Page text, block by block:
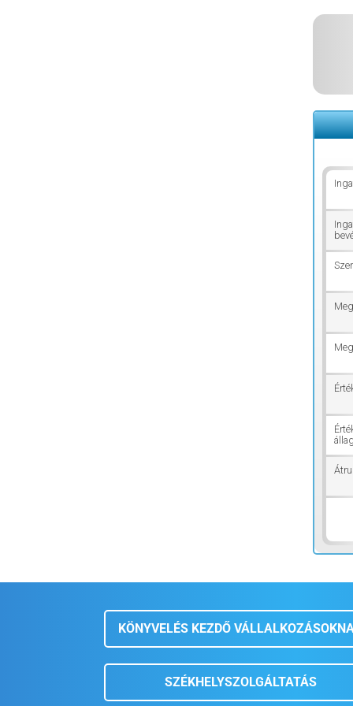
KÖNYVELÉS KEZDŐ
SZÉKHELYSZOLGÁLTATÁS